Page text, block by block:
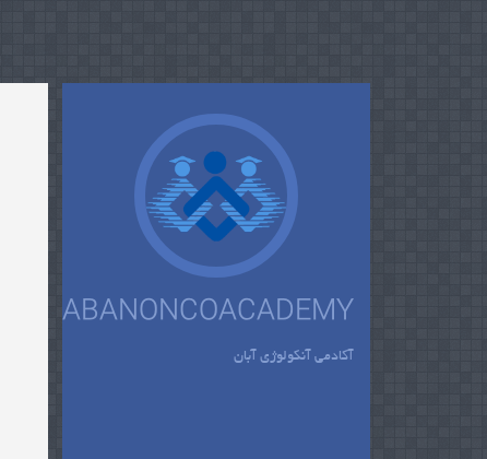
ABANONCOACADEMY
آکادمی آنکولوژی آبان